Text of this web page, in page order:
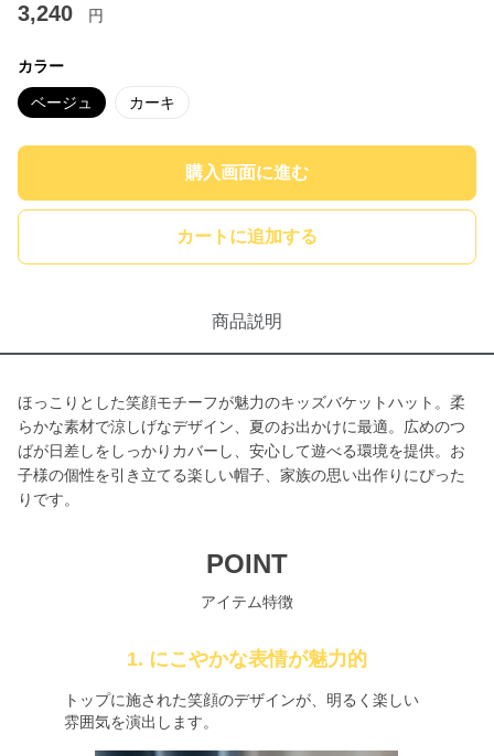
3,240 円
カラー
ベージュ カーキ
購入画面に進む
カートに追加する
商品説明
ほっこりとした笑顔モチーフが魅力のキッズバケットハット。柔
らかな素材で涼しげなデザイン、夏のお出かけに最適。広めのつ
ばが日差しをしっかりカバーし、安心して遊べる環境を提供。お
子様の個性を引き立てる楽しい帽子、家族の思い出作りにぴった
りです。
POINT
アイテム特徴
1. にこやかな表情が魅力的
トップに施された笑顔のデザインが、明るく楽しい
雰囲気を演出します。